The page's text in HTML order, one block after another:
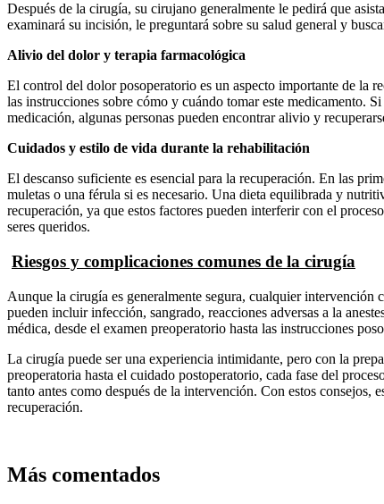
Después de la cirugía, su cirujano generalmente le pedirá que
examinará su incisión, le preguntará sobre su salud general y
Alivio del dolor y terapia farmacológica
El control del dolor posoperatorio es un aspecto importante de la
las instrucciones sobre cómo y cuándo tomar este medicamento.
medicación, algunas personas pueden encontrar alivio y
Cuidados y estilo de vida durante la rehabilitación
El descanso suficiente es esencial para la recuperación. En las
muletas o una férula si es necesario. Una dieta equilibrada y
recuperación, ya que estos factores pueden interferir con el
seres queridos.
Riesgos y complicaciones comunes de la cirugía
Aunque la cirugía es generalmente segura, cualquier
pueden incluir infección, sangrado, reacciones adversas a la
médica, desde el examen preoperatorio hasta las instrucciones
La cirugía puede ser una experiencia intimidante, pero con la
preoperatoria hasta el cuidado postoperatorio, cada fase del
tanto antes como después de la intervención. Con estos consejos,
recuperación.
Más comentados